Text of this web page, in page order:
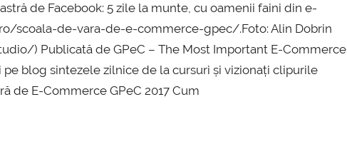
de Facebook: 5 zile la munte, cu oamenii faini din e-
scoala-de-vara-de-e-commerce-gpec/.Foto: Alin Dobrin
) Publicată de GPeC – The Most Important E-Commerce
pe blog sintezele zilnice de la cursuri și vizionați clipurile
de E-Commerce GPeC 2017 Cum